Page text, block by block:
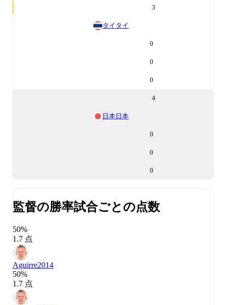
3
タイ タイ
0
0
0
4
日本 日本
0
0
0
監督の勝率試合ごとの点数
50%
1.7 点
Aguirre2014
50%
1.7 点